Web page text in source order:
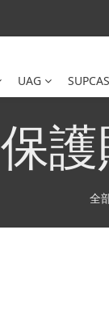
UAG
保
全